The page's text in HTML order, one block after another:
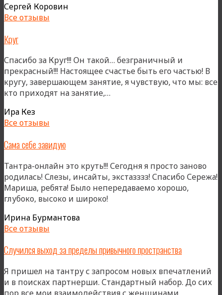
Сергей Коровин
Все отзывы
Круг
Спасибо за Круг!!! Он такой… безграничный и
прекрасный!!! Настоящее счастье быть его частью! В
кругу, завершающем занятие, я чувствую, что мы: все
кто приходят на занятие,…
Ира Кез
Все отзывы
Сама себе завидую
Тантра-онлайн это круть!!! Сегодня я просто заново
родилась! Слезы, инсайты, экстазззз! Спасибо Сережа!
Мариша, ребята! Было непередаваемо хорошо,
глубоко, высоко и широко!
Ирина Бурмантова
Все отзывы
Случился выход за пределы привычного пространства
Я пришел на тантру с запросом новых впечатлений
и в поисках партнерши. Стандартный набор. До сих